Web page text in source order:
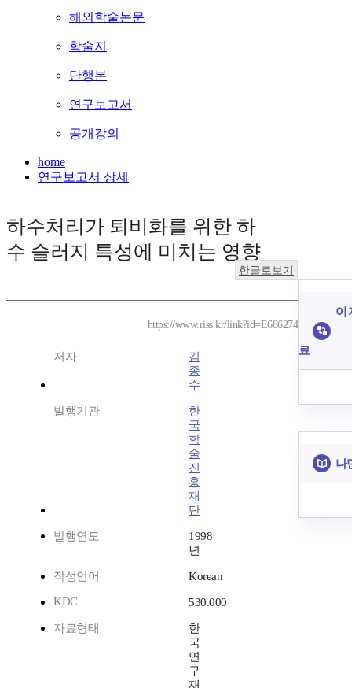
해외학술논문
학술지
단행본
연구보고서
공개강의
home
연구보고서 상세
하수처리가 퇴비화를 위한 하
수 슬러지 특성에 미치는 영향
한글로보기
https://www.riss.kr/link?id=E686274
저자
김
종
수
발행기관
한
국
학
술
진
흥
재
단
발행연도
1998
년
작성언어
Korean
KDC
530.000
자료형태
한
국
연
구
재
이
료
나